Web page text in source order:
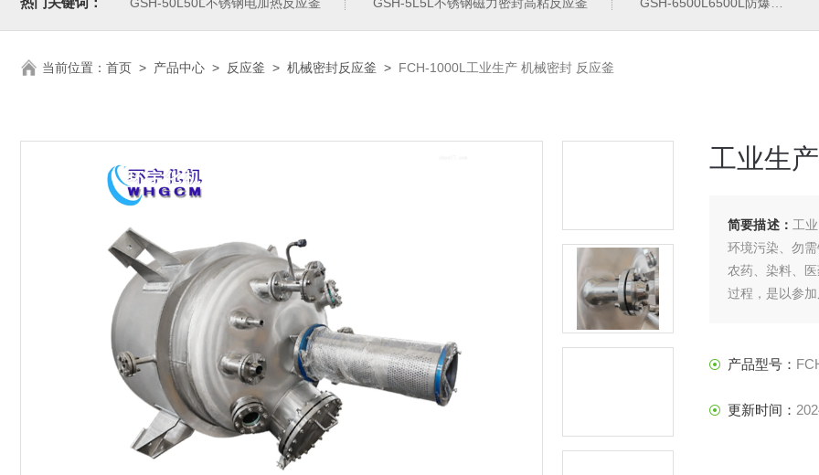
当前位置： 首页 > 产品中心 > 反应釜 > 机械密封反应釜 > FCH-1000L工业生产 机械密封 反应釜
工业生
简要描述： 工
环境污染、勿
农药、染料、
过程，是以参
产品型号：
更新时间：